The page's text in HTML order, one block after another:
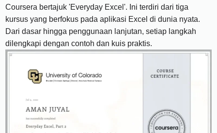
Coursera bertajuk 'Everyday Excel'. Ini terdiri dari tiga
kursus yang berfokus pada aplikasi Excel di dunia nyata.
Dari dasar hingga penggunaan lanjutan, setiap langkah
dilengkapi dengan contoh dan kuis praktis.